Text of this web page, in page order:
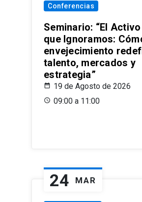
Conferencias
Seminario: “El Activo
que Ignoramos:
envejecimiento
talento, mercados y
estrategia”
19 de Agosto de 2026
09:00 a 11:00
24 MAR